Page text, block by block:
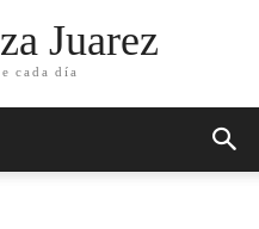
Juarez
cada día